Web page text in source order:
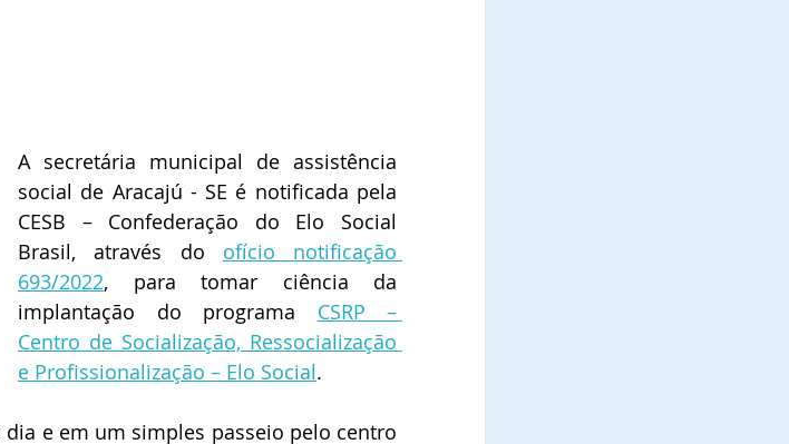
A secretária municipal de assistência
social de Aracajú - SE é notificada pela
CESB – Confederação do Elo Social
Brasil, através do ofício notificação
693/2022, para tomar ciência da
implantação do programa CSRP –
Centro de Socialização, Ressocialização
e Profissionalização – Elo Social.
e em um simples passeio pelo centro